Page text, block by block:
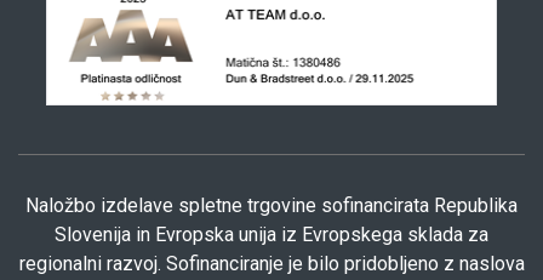
Naložbo izdelave spletne trgovine sofinancirata Republika
Slovenija in Evropska unija iz Evropskega sklada za
regionalni razvoj. Sofinanciranje je bilo pridobljeno z naslova